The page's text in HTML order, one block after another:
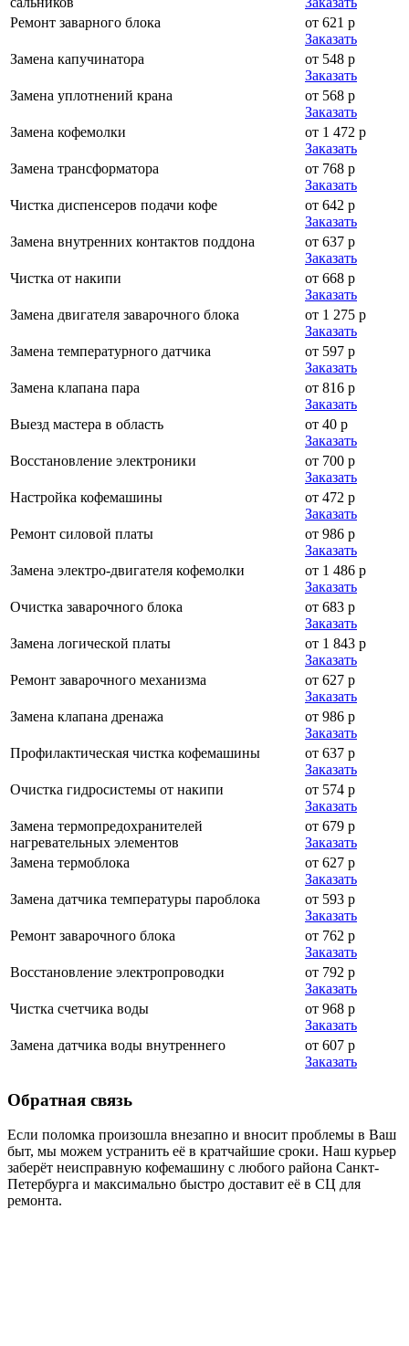
Ремонт заварного блока
от 621 р
Заказать
Замена капучинатора
от 548 р
Заказать
Замена уплотнений крана
от 568 р
Заказать
Замена кофемолки
от 1 472 р
Заказать
Замена трансформатора
от 768 р
Заказать
Чистка диспенсеров подачи кофе
от 642 р
Заказать
Замена внутренних контактов поддона
от 637 р
Заказать
Чистка от накипи
от 668 р
Заказать
Замена двигателя заварочного блока
от 1 275 р
Заказать
Замена температурного датчика
от 597 р
Заказать
Замена клапана пара
от 816 р
Заказать
Выезд мастера в область
от 40 р
Заказать
Восстановление электроники
от 700 р
Заказать
Настройка кофемашины
от 472 р
Заказать
Ремонт силовой платы
от 986 р
Заказать
Замена электро-двигателя кофемолки
от 1 486 р
Заказать
Очистка заварочного блока
от 683 р
Заказать
Замена логической платы
от 1 843 р
Заказать
Ремонт заварочного механизма
от 627 р
Заказать
Замена клапана дренажа
от 986 р
Заказать
Профилактическая чистка кофемашины
от 637 р
Заказать
Очистка гидросистемы от накипи
от 574 р
Заказать
Замена термопредохранителей
нагревательных элементов
от 679 р
Заказать
Замена термоблока
от 627 р
Заказать
Замена датчика температуры пароблока
от 593 р
Заказать
Ремонт заварочного блока
от 762 р
Заказать
Восстановление электропроводки
от 792 р
Заказать
Чистка счетчика воды
от 968 р
Заказать
Замена датчика воды внутреннего
от 607 р
Заказать
Обратная связь
Если поломка произошла внезапно и вносит проблемы в Ваш
быт, мы можем устранить её в кратчайшие сроки. Наш курьер
заберёт неисправную кофемашину с любого района Санкт-
Петербурга и максимально быстро доставит её в СЦ для
ремонта.